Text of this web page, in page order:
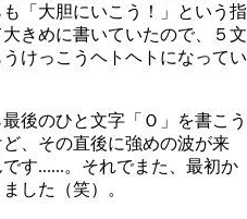
「大胆にいこう！」という指
きめに書いていたので、５文
けっこうヘトヘトになってい
後のひと文字「Ｏ」を書こう
、その直後に強めの波が来
す......。それでまた、最初か
した（笑）。